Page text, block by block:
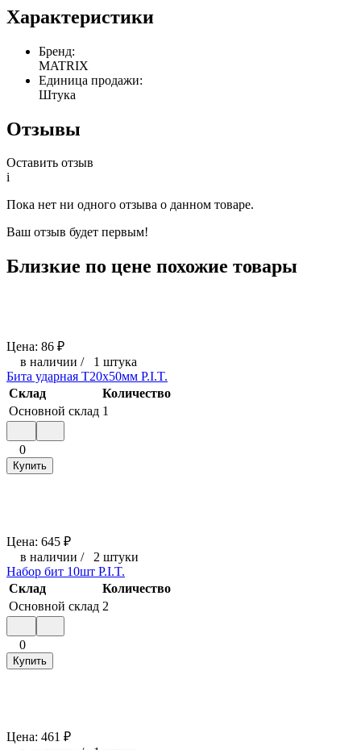
Характеристики
Бренд:
MATRIX
Единица продажи:
Штука
Отзывы
Оставить отзыв
i
Пока нет ни одного отзыва о данном товаре.
Ваш отзыв будет первым!
Близкие по цене похожие товары
Цена: 86 ₽
в наличии / 1 штука
Бита ударная T20x50мм P.I.T.
Склад
Количество
Основной склад 1
0
Купить
Цена: 645 ₽
в наличии / 2 штуки
Набор бит 10шт P.I.T.
Склад
Количество
Основной склад 2
0
Купить
Цена: 461 ₽